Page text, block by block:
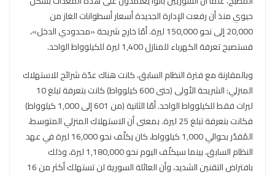
حيوي منذ أن رفعت الإدارة الجديدة أسعار أسطوانات الغاز من
20,000 إلى نحو 150,000 ليرة. أمّا خارج شريحة «محدودي الدخل»،
فستصبح تعرفة الكهرباء للمنازل 1,400 ليرة للكيلوواط الواحد.
وبالمقارنة مع فترة النظام السابق، كانت هناك عدّة شرائح للاستهلاك
المنزلي: الشريحة الأولى (حتى 600 كيلوواط) كانت بتعرفة تبلغ 10
ليرات فقط للكيلوواط الواحد. أمّا الثانية (من 601 إلى 1,000 كيلوواط)
فكانت بتعرفة تبلغ 25 ليرة. بمعنى أن الاستهلاك المنزلي المتوسط،
المُقدّر بحوالي 1,000 كيلوواط، كان يكلّف نحو 16,000 ليرة في عهد
النظام السابق، بينما سيكلّف اليوم نحو 1,180,000 ليرة، وذلك
بافتراض التقنين الشديد، وأن العائلة السورية لن تستهلك أكثر من 16